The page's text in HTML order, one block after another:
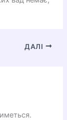
ДАЛІ